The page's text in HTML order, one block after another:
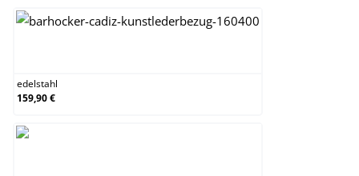
edelstahl
159,90 €